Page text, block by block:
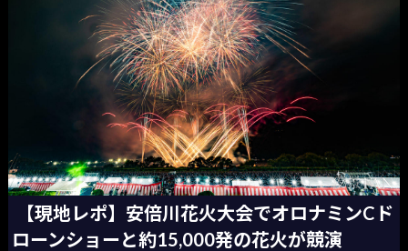
【現地レポ】安倍川花火大会でオロナミンCド
ローンショーと約15,000発の花火が競演